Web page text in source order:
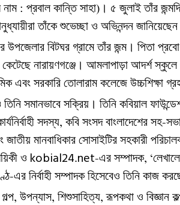
নাম: প্রবাল কান্তি সাহা) । ৫ জুলাই তাঁর
তাঁকে শুভেচ্ছা ও অভিনন্দন জানিয়েছেন
উপজেলার বিটঘর গ্রামে তাঁর জন্ম। পিতা
কেটেছে নারায়ণগঞ্জে । আমলাপাড়া আদর্শ স্কুলে
এবং সরকারি তোলারাম কলেজে উচ্চশিক্ষা
তিনি সমানভাবে সক্রিয় । তিনি কবিয়াল
সদস্য, কবি সংসদ বাংলাদেশের সহ-
জাতীয় মানবাধিকার সোসাইটির সহকারী
ও kobial24.net-এর সম্পাদক, ‘
-এর নির্বাহী সম্পাদক হিসেবেও তিনি কাজ
গল্প, উপন্যাস, শিশুসাহিত্য,রূপকথা ও বিজ্ঞান